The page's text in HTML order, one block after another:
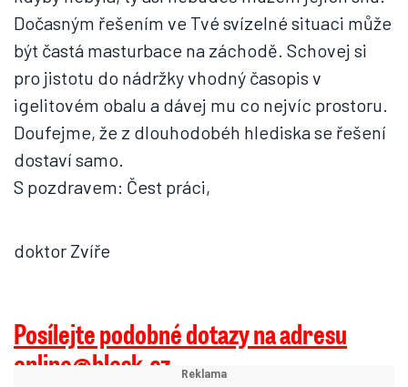
Dočasným řešením ve Tvé svízelné situaci může
být častá masturbace na záchodě. Schovej si
pro jistotu do nádržky vhodný časopis v
igelitovém obalu a dávej mu co nejvíc prostoru.
Doufejme, že z dlouhodobéh hlediska se řešení
dostaví samo.
S pozdravem: Čest práci,
doktor Zvíře
Posílejte podobné dotazy na adresu
online@blesk.cz